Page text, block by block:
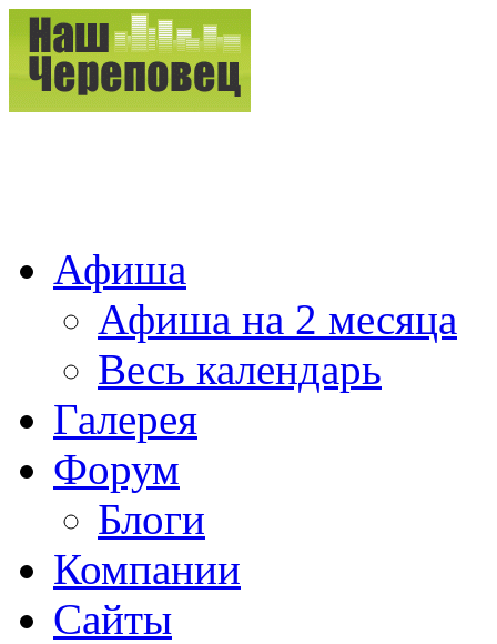
Афиша
Афиша на 2 месяца
Весь календарь
Галерея
Форум
Блоги
Компании
Сайты